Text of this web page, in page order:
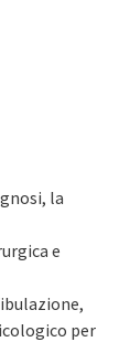
la
e
per